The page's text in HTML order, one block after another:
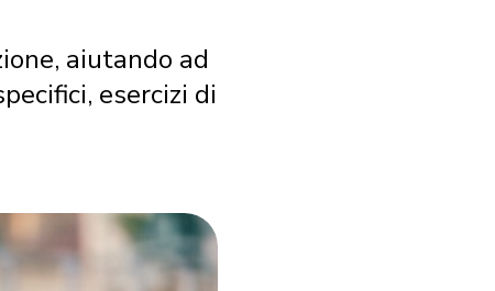
aiutando ad
esercizi di